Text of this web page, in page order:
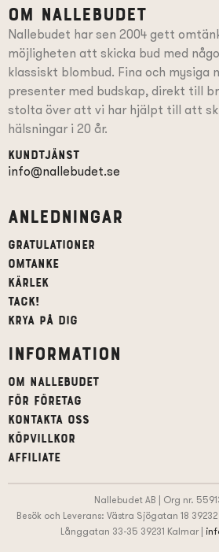
Om Nallebudet
Nallebudet har sen 2004 gett
möjligheten att skicka bud med
klassiskt blombud. Fina och mysiga
presentermed budskap, direkt till
stolta över att vi har hjälpt till att
hälsningar i 20 år.
Kundtjänst
info@nallebudet.se
Anledningar
Gratulationer
Omtanke
Kärlek
Tack!
Krya på dig
Information
Om Nallebudet
För företag
Kontakta oss
Köpvillkor
affiliate
Nallebudet AB | Org nr.
Besök och Leverans: Västra Sjögatan 18
Långgatan 33-35 39231 Kalmar |